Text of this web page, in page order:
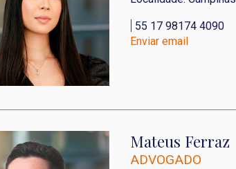
55 17 98174 4090
Enviar email
Mateus Ferraz
ADVOGADO